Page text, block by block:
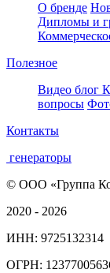
О бренде
Дипломы и
Полезное
Видео блог
вопросы
Контакты
генераторы
© ООО «Группа
2020 - 2026
ИНН: 9725132314
ОГРН: